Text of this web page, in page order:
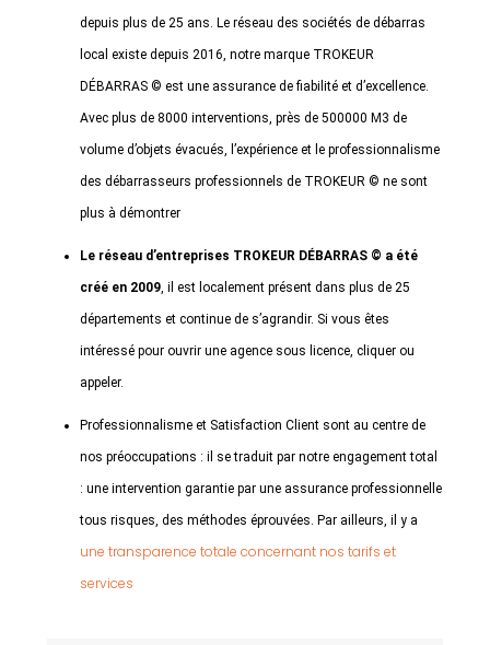
depuis plus de 25 ans. Le réseau des sociétés de débarras
local existe depuis 2016, notre marque TROKEUR
DÉBARRAS © est une assurance de fiabilité et d’excellence.
Avec plus de 8000 interventions, près de 500000 M3 de
volume d’objets évacués, l’expérience et le professionnalisme
des débarrasseurs professionnels de TROKEUR © ne sont
plus à démontrer
Le réseau d’entreprises TROKEUR DÉBARRAS © a été
créé en 2009, il est localement présent dans plus de 25
départements et continue de s’agrandir. Si vous êtes
intéressé pour ouvrir une agence sous licence, cliquer ou
appeler.
Professionnalisme et Satisfaction Client sont au centre de
nos préoccupations : il se traduit par notre engagement total
: une intervention garantie par une assurance professionnelle
tous risques, des méthodes éprouvées. Par ailleurs, il y a
une transparence totale concernant nos tarifs et
services